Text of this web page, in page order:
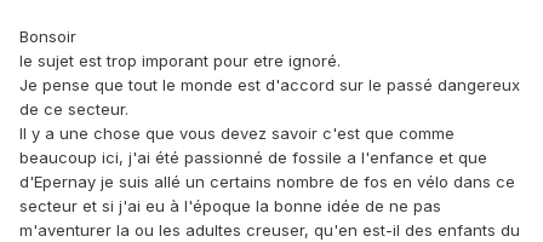
Bonsoir
le sujet est trop imporant pour etre ignoré.
Je pense que tout le monde est d'accord sur le passé dangereux
de ce secteur.
Il y a une chose que vous devez savoir c'est que comme
beaucoup ici, j'ai été passionné de fossile a l'enfance et que
d'Epernay je suis allé un certains nombre de fos en vélo dans ce
secteur et si j'ai eu à l'époque la bonne idée de ne pas
m'aventurer la ou les adultes creuser, qu'en est-il des enfants du